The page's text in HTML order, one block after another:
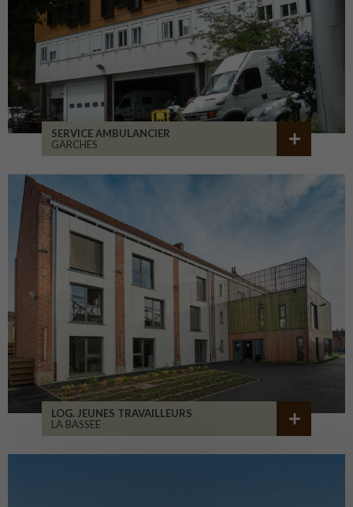
SERVICE AMBULANCIER
GARCHES
LOG. JEUNES TRAVAILLEURS
LA BASSEE